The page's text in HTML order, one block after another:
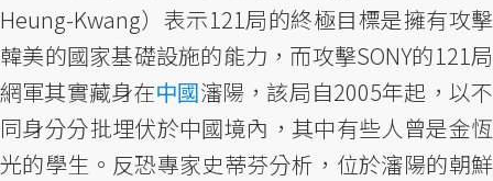
Heung-Kwang）表示121局的終極目標是擁有攻擊
韓美的國家基礎設施的能力，而攻擊SONY的121局
網軍其實藏身在中國瀋陽，該局自2005年起，以不
同身分分批埋伏於中國境內，其中有些人曾是金恆
光的學生。反恐專家史蒂芬分析，位於瀋陽的朝鮮